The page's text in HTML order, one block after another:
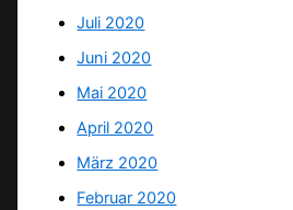
Juli 2020
Juni 2020
Mai 2020
April 2020
März 2020
Februar 2020